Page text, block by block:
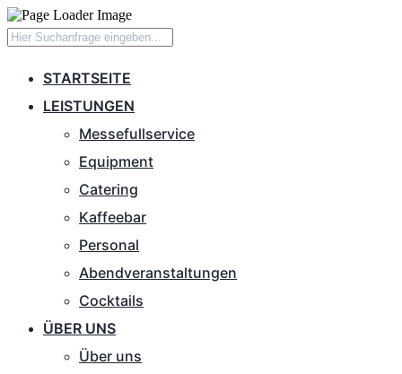
STARTSEITE
LEISTUNGEN
Messefullservice
Equipment
Catering
Kaffeebar
Personal
Abendveranstaltungen
Cocktails
ÜBER UNS
Über uns